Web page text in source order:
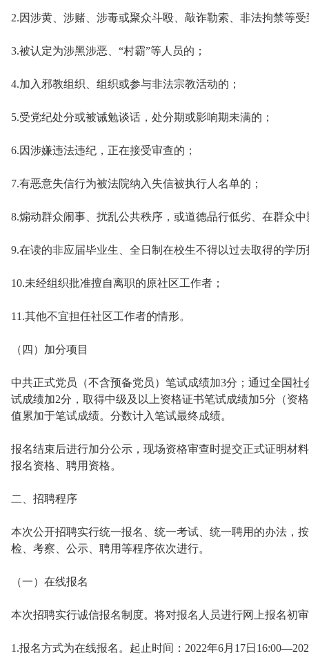
2.因涉黄、涉赌、涉毒或聚众斗殴、敲诈勒索、非法拘禁等
3.被认定为涉黑涉恶、“村霸”等人员的；
4.加入邪教组织、组织或参与非法宗教活动的；
5.受党纪处分或被诫勉谈话，处分期或影响期未满的；
6.因涉嫌违法违纪，正在接受审查的；
7.有恶意失信行为被法院纳入失信被执行人名单的；
8.煽动群众闹事、扰乱公共秩序，或道德品行低劣、在群众
9.在读的非应届毕业生、全日制在校生不得以过去取得的学历
10.未经组织批准擅自离职的原社区工作者；
11.其他不宜担任社区工作者的情形。
（四）加分项目
中共正式党员（不含预备党员）笔试成绩加3分；通过全国
试成绩加2分，取得中级及以上资格证书笔试成绩加5分（资
值累加于笔试成绩。分数计入笔试最终成绩。
报名结束后进行加分公示，现场资格审查时提交正式证明材
报名资格、聘用资格。
二、招聘程序
本次公开招聘实行统一报名、统一考试、统一聘用的办法，
检、考察、公示、聘用等程序依次进行。
（一）在线报名
本次招聘实行诚信报名制度。将对报名人员进行网上报名初
1.报名方式为在线报名。起止时间：2022年6月17日